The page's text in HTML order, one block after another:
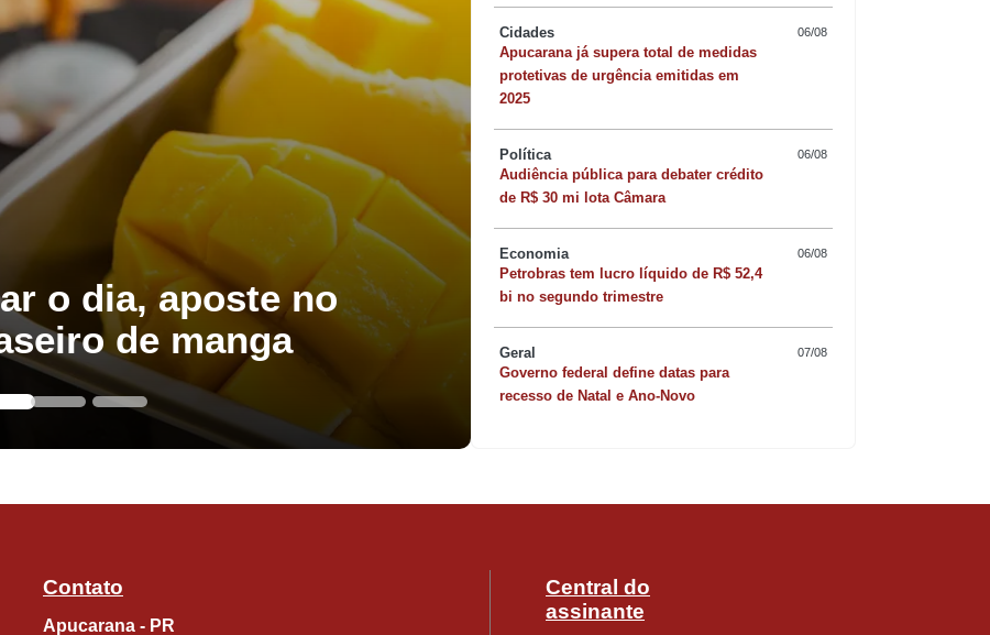
o dia, aposte no
de manga
Quer sofisticar o
risoto de camarão
Cidades 06/08
Apucarana já supera total de medidas
protetivas de urgência emitidas em
2025
Política 06/08
Audiência pública para debater crédito
de R$ 30 mi lota Câmara
Economia 06/08
Petrobras tem lucro líquido de R$ 52,4
bi no segundo trimestre
Geral 07/08
Governo federal define datas para
recesso de Natal e Ano-Novo
Contato
Apucarana - PR
Central do
assinante